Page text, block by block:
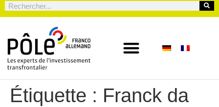
Étiquette : Franck da